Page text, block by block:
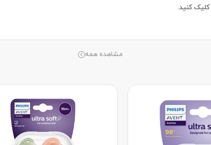
کلیک کنید.
مشاهده همه